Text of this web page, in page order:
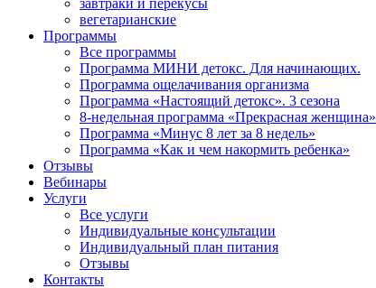
завтраки и перекусы
вегетарианские
Программы
Все программы
Программа МИНИ детокс. Для начинающих.
Программа ощелачивания организма
Программа «Настоящий детокс». 3 сезона
8-недельная программа «Прекрасная женщина»
Программа «Минус 8 лет за 8 недель»
Программа «Как и чем накормить ребенка»
Отзывы
Вебинары
Услуги
Все услуги
Индивидуальные консультации
Индивидуальный план питания
Отзывы
Контакты